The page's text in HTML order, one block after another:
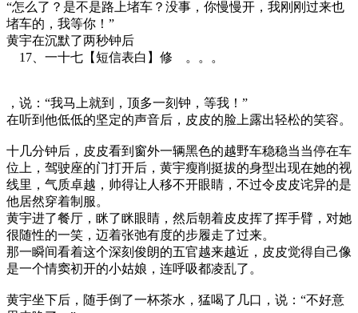
“怎么了？是不是路上堵车？没事，你慢慢开，我刚刚过来也
堵车的，我等你！”
黄宇在沉默了两秒钟后
17、一十七【短信表白】修 。。。
，说：“我马上就到，顶多一刻钟，等我！”
在听到他低低的坚定的声音后，皮皮的脸上露出轻松的笑容。
十几分钟后，皮皮看到窗外一辆黑色的越野车稳稳当当停在车
位上，驾驶座的门打开后，黄宇瘦削挺拔的身型出现在她的视
线里，气质卓越，帅得让人移不开眼睛，不过令皮皮诧异的是
他居然穿着制服。
黄宇进了餐厅，眯了眯眼睛，然后朝着皮皮挥了挥手臂，对她
很随性的一笑，迈着张弛有度的步履走了过来。
那一瞬间看着这个深刻俊朗的五官越来越近，皮皮觉得自己像
是一个情窦初开的小姑娘，连呼吸都凌乱了。
黄宇坐下后，随手倒了一杯茶水，猛喝了几口，说：“不好意